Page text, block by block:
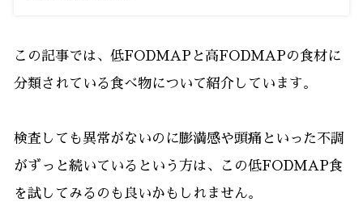
この記事では、低FODMAPと高FODMAPの食材に
分類されている食べ物について紹介しています。
検査しても異常がないのに膨満感や頭痛といった不調
がずっと続いているという方は、この低FODMAP食
を試してみるのも良いかもしれません。